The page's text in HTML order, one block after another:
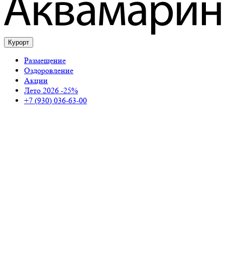
Курорт
Размещение
Оздоровление
Акции
Лето 2026 -25%
+7 (930) 036-63-00